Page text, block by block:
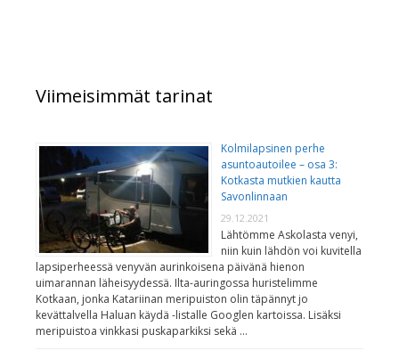
Viimeisimmät tarinat
Kolmilapsinen perhe
asuntoautoilee – osa 3:
Kotkasta mutkien kautta
Savonlinnaan
29.12.2021
Lähtömme Askolasta venyi,
niin kuin lähdön voi kuvitella
lapsiperheessä venyvän aurinkoisena päivänä hienon
uimarannan läheisyydessä. Ilta-auringossa huristelimme
Kotkaan, jonka Katariinan meripuiston olin täpännyt jo
kevättalvella Haluan käydä -listalle Googlen kartoissa. Lisäksi
meripuistoa vinkkasi puskaparkiksi sekä …